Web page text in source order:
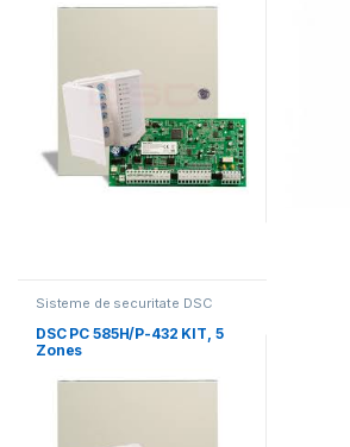
Sisteme de securitate DSC
DSC PC 585H/P-432 KIT, 5
Zones